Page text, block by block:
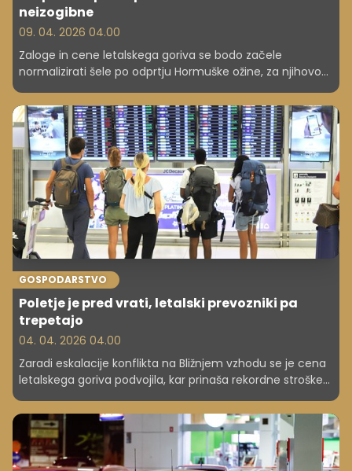
neizogibne
09. 04. 2026 04.00
Zaloge in cene letalskega goriva se bodo začele
normalizirati šele po odprtju Hormuške ožine, za njihovo
normalizacijo pa bo potrebnih več mesecev, je dejal
generalni direktor Mednarodnega združenja letalskih
prevoznikov (IATA) Willie Walsh.
GOSPODARSTVO
Poletje je pred vrati, letalski prevozniki pa
trepetajo
04. 04. 2026 04.00
Zaradi eskalacije konflikta na Bližnjem vzhodu se je cena
letalskega goriva podvojila, kar prinaša rekordne stroške
letov in zvišujejo cene kart, kar otežuje potovanja in
ogroža dobičkonosnost industrije.